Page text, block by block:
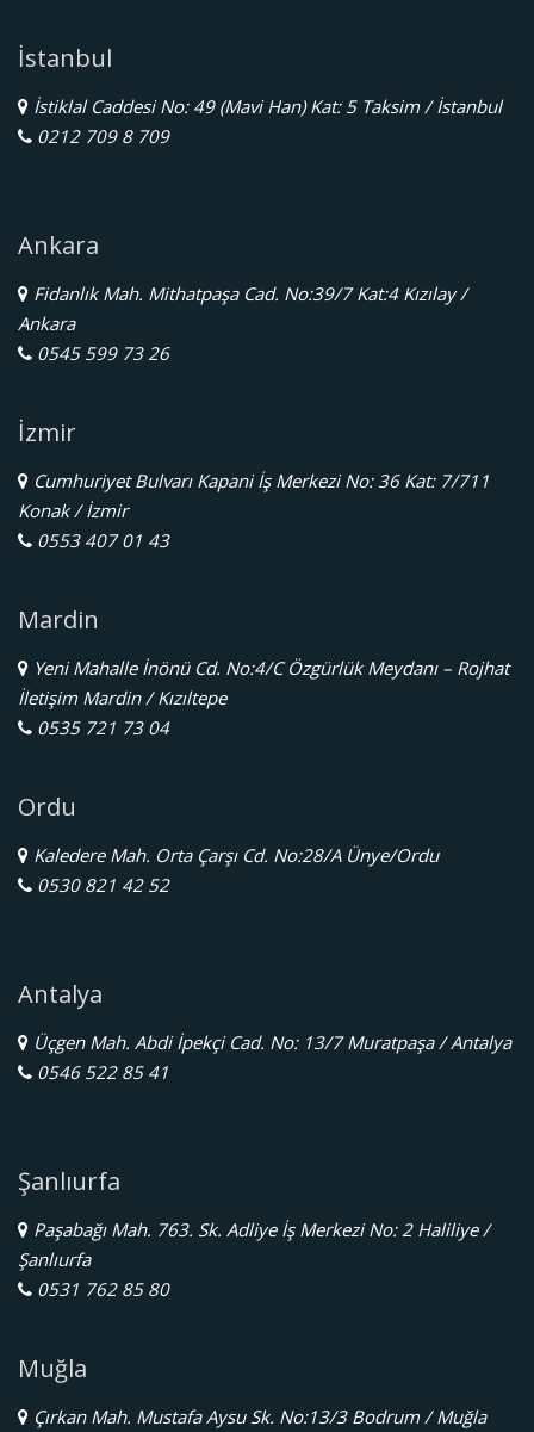
İstanbul
İstiklal Caddesi No: 49 (Mavi Han) Kat: 5 Taksim / İstanbul
0212 709 8 709
Ankara
Fidanlık Mah. Mithatpaşa Cad. No:39/7 Kat:4 Kızılay /
Ankara
0545 599 73 26
İzmir
Cumhuriyet Bulvarı Kapani İş Merkezi No: 36 Kat: 7/711
Konak / İzmir
0553 407 01 43
Mardin
Yeni Mahalle İnönü Cd. No:4/C Özgürlük Meydanı – Rojhat
İletişim Mardin / Kızıltepe
0535 721 73 04
Ordu
Kaledere Mah. Orta Çarşı Cd. No:28/A Ünye/Ordu
0530 821 42 52
Antalya
Üçgen Mah. Abdi İpekçi Cad. No: 13/7 Muratpaşa / Antalya
0546 522 85 41
Şanlıurfa
Paşabağı Mah. 763. Sk. Adliye İş Merkezi No: 2 Haliliye /
Şanlıurfa
0531 762 85 80
Muğla
Çırkan Mah. Mustafa Aysu Sk. No:13/3 Bodrum / Muğla